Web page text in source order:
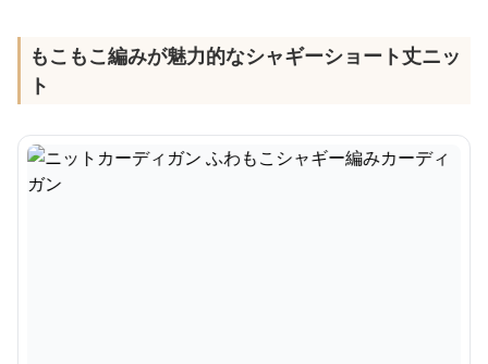
もこもこ編みが魅力的なシャギーショート丈ニッ
ト